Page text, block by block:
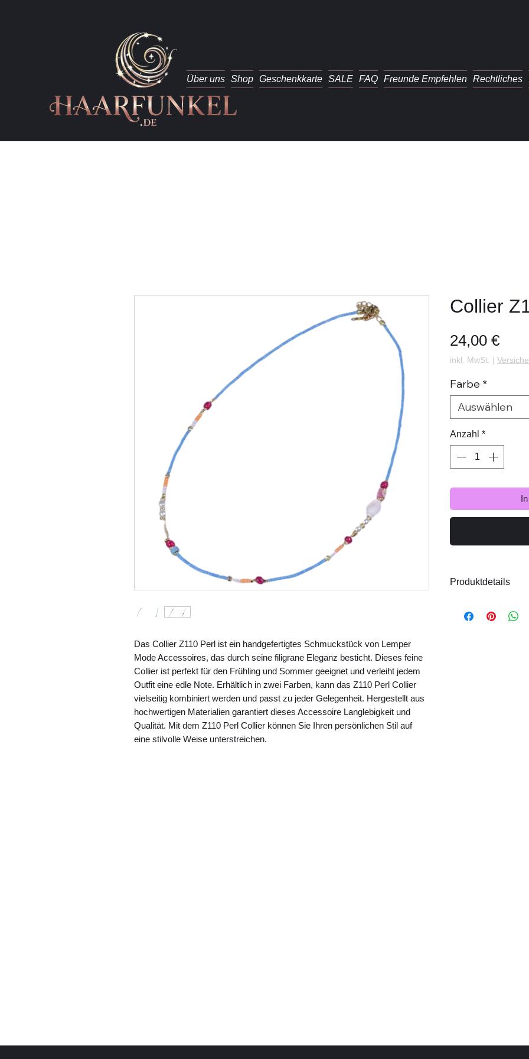
Über uns Shop Geschenkkarte SALE FAQ Freunde Empfehlen Rechtliches
Das Collier Z110 Perl ist ein handgefertigtes Schmuckstück von Lemper
Mode Accessoires, das durch seine filigrane Eleganz besticht. Dieses feine
Collier ist perfekt für den Frühling und Sommer geeignet und verleiht jedem
Outfit eine edle Note. Erhältlich in zwei Farben, kann das Z110 Perl Collier
vielseitig kombiniert werden und passt zu jeder Gelegenheit. Hergestellt aus
hochwertigen Materialien garantiert dieses Accessoire Langlebigkeit und
Qualität. Mit dem Z110 Perl Collier können Sie Ihren persönlichen Stil auf
eine stilvolle Weise unterstreichen.
Collier
24,00 €Preis
inkl. MwSt. |
Farbe *
Auswählen
Anzahl *
Produktdetails
Größe: